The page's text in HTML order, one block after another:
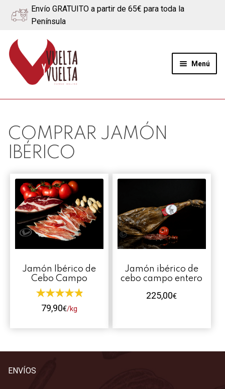
Envío GRATUITO a partir de 65€ para toda la
Península
Ir
a
navegación
Ir
al
contenido
Menú
Quiénes somos
Ternera
Cerdo
Quesos
Blog
Contacto
COMPRAR JAMÓN
IBÉRICO
Jamón Ibérico de
Cebo Campo
79,90€/kg
Este
tiene
Jamón ibérico de
cebo campo entero
225,00€
ENVÍOS